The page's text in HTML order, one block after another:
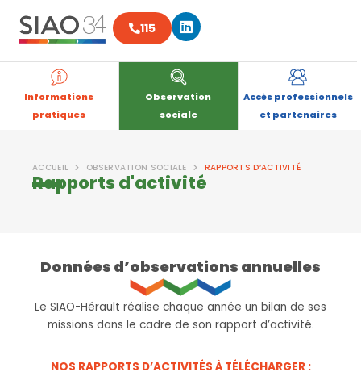
contenu
115 Linkedin
Informations
pratiques
Observation
sociale
Accès professionnels
et partenaires
ACCUEIL OBSERVATION SOCIALE RAPPORTS D’ACTIVITÉ
Rapports d'activité
Données d’observations annuelles
Le SIAO-Hérault réalise chaque année un bilan de ses
missions dans le cadre de son rapport d’activité.
NOS RAPPORTS D’ACTIVITÉS À TÉLÉCHARGER :